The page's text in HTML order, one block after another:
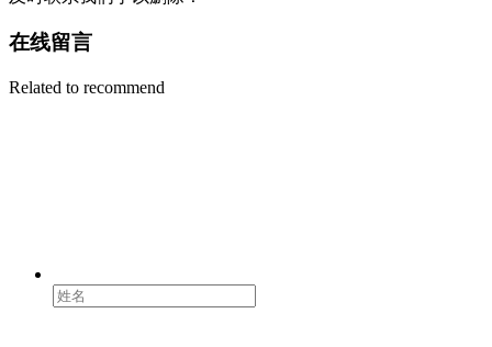
在线留言
Related to recommend